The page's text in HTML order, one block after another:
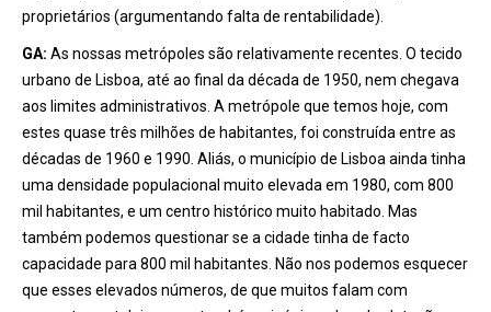
proprietários (argumentando falta de rentabilidade).
GA: As nossas metrópoles são relativamente recentes. O tecido
urbano de Lisboa, até ao final da década de 1950, nem chegava
aos limites administrativos. A metrópole que temos hoje, com
estes quase três milhões de habitantes, foi construída entre as
décadas de 1960 e 1990. Aliás, o município de Lisboa ainda tinha
uma densidade populacional muito elevada em 1980, com 800
mil habitantes, e um centro histórico muito habitado. Mas
também podemos questionar se a cidade tinha de facto
capacidade para 800 mil habitantes. Não nos podemos esquecer
que esses elevados números, de que muitos falam com